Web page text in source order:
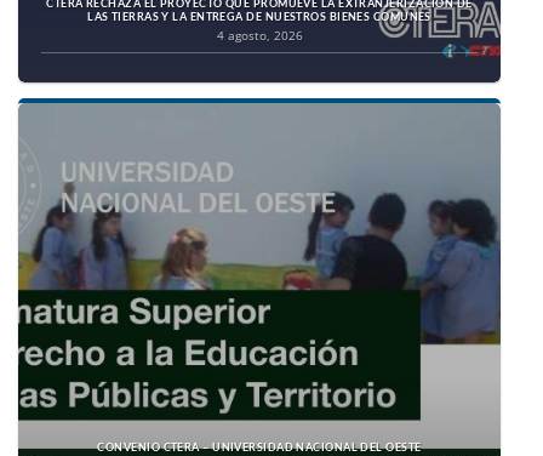
CTERA RECHAZA EL PROYECTO QUE PROMUEVE LA EXTRANJERIZACIÓN DE
LAS TIERRAS Y LA ENTREGA DE NUESTROS BIENES COMUNES
4 agosto, 2026
CONVENIO CTERA – UNIVERSIDAD NACIONAL DEL OESTE